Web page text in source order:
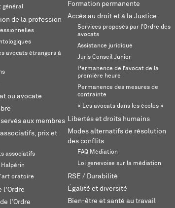
général
de la profession
avocats étrangers à
ou avocate
aux membres
prix et
associatifs
Halpérin
oratoire
l'Ordre
l'Ordre
Formation permanente
Accès au droit et à la Justice
Services proposés par l'Ordre des
avocats
Assistance juridique
Juris Conseil Junior
Permanence de l’avocat de la
première heure
Permanence des mesures de
contrainte
« Les avocats dans les écoles »
Libertés et droits humains
Modes alternatifs de résolution
des conflits
FAQ Médiation
Loi genevoise sur la médiation
RSE / Durabilité
Égalité et diversité
Bien-être et santé au travail